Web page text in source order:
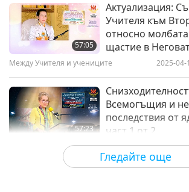
Гледайте още
57:05
Актуализация:
Учителя към
относно
щастие в
Островния крал
Неговото здраве,
Между Учителя и учениците 2025-04-
57:23
Всемогъщия и
последствия от
част 1 от 2
Между Учителя и учениците 2025-04-